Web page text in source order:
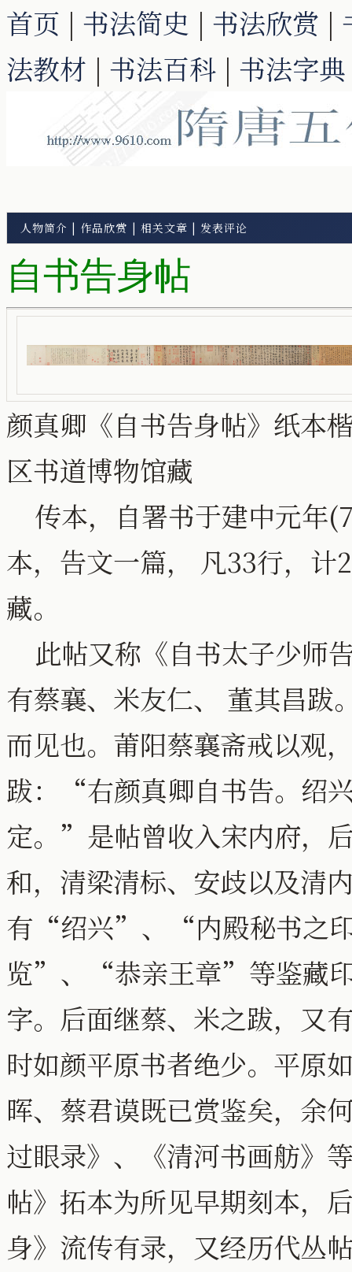
首页 | 书法简史 | 书法欣赏 |
法教材 | 书法百科 | 书法字典
人物简介 | 作品欣赏 | 相关文章 | 发表评论
自书告身帖
颜真卿《自书告身帖》纸本
区书道博物馆藏
传本，自署书于建中元年
本，告文一篇， 凡33行，
藏。
此帖又称《自书太子少师
有蔡襄、米友仁、 董其昌
而见也。莆阳蔡襄斋戒以观
跋：“右颜真卿自书告。绍
定。”是帖曾收入宋内府，
和，清梁清标、安歧以及清
有“绍兴”、“内殿秘书之
览”、“恭亲王章”等鉴藏
字。后面继蔡、米之跋，又
时如颜平原书者绝少。平原
晖、蔡君谟既已赏鉴矣，余
过眼录》、《清河书画舫》
帖》拓本为所见早期刻本，
身》流传有录，又经历代丛